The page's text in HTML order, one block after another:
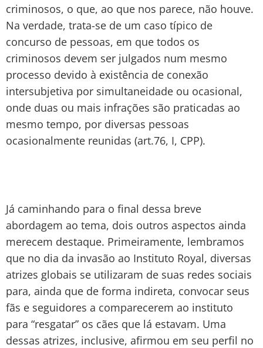
criminosos, o que, ao que nos parece, não houve.
Na verdade, trata-se de um caso típico de
concurso de pessoas, em que todos os
criminosos devem ser julgados num mesmo
processo devido à existência de conexão
intersubjetiva por simultaneidade ou ocasional,
onde duas ou mais infrações são praticadas ao
mesmo tempo, por diversas pessoas
ocasionalmente reunidas (art.76, I, CPP).
Já caminhando para o final dessa breve
abordagem ao tema, dois outros aspectos ainda
merecem destaque. Primeiramente, lembramos
que no dia da invasão ao Instituto Royal, diversas
atrizes globais se utilizaram de suas redes sociais
para, ainda que de forma indireta, convocar seus
fãs e seguidores a comparecerem ao instituto
para “resgatar” os cães que lá estavam. Uma
dessas atrizes, inclusive, afirmou em seu perfil no